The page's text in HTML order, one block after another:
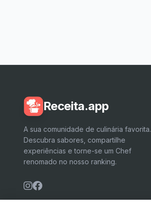
Receita.app
A sua comunidade de culinária favorita.
Descubra sabores, compartilhe
experiências e torne-se um Chef
renomado no nosso ranking.